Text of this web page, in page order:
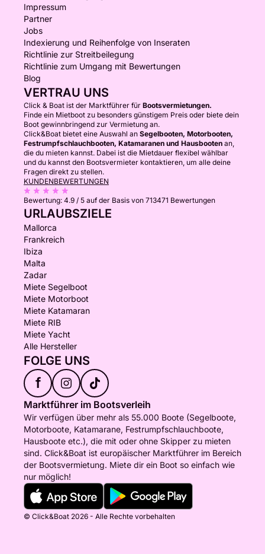
Impressum
Partner
Jobs
Indexierung und Reihenfolge von Inseraten
Richtlinie zur Streitbeilegung
Richtlinie zum Umgang mit Bewertungen
Blog
VERTRAU UNS
Click & Boat ist der Marktführer für Bootsvermietungen.
Finde ein Mietboot zu besonders günstigem Preis oder biete dein
Boot gewinnbringend zur Vermietung an.
Click&Boat bietet eine Auswahl an Segelbooten, Motorbooten,
Festrumpfschlauchbooten, Katamaranen und Hausbooten an,
die du mieten kannst. Dabei ist die Mietdauer flexibel wählbar
und du kannst den Bootsvermieter kontaktieren, um alle deine
Fragen direkt zu stellen.
KUNDENBEWERTUNGEN
Bewertung: 4.9 / 5 auf der Basis von 713471 Bewertungen
URLAUBSZIELE
Mallorca
Frankreich
Ibiza
Malta
Zadar
Miete Segelboot
Miete Motorboot
Miete Katamaran
Miete RIB
Miete Yacht
Alle Hersteller
FOLGE UNS
f
Marktführer im Bootsverleih
Wir verfügen über mehr als 55.000 Boote (Segelboote,
Motorboote, Katamarane, Festrumpfschlauchboote,
Hausboote etc.), die mit oder ohne Skipper zu mieten
sind. Click&Boat ist europäischer Marktführer im Bereich
der Bootsvermietung. Miete dir ein Boot so einfach wie
nur möglich!
© Click&Boat 2026 - Alle Rechte vorbehalten